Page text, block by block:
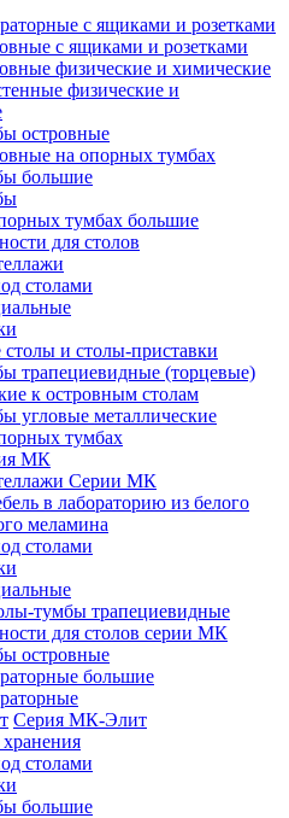
с ящиками и розетками
с ящиками и розетками
физические и химические
физические и
островные
на опорных тумбах
большие
тумбах большие
для столов
столами
и столы-приставки
трапециевидные (торцевые)
к островным столам
угловые металлические
тумбах
МК
Серии МК
в лабораторию из белого
меламина
столами
тумбы трапециевидные
для столов серии МК
островные
большие
Серия МК-Элит
столами
большие